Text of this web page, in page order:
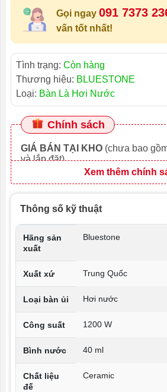
Gọi ngay 091 7373
vấn tốt nhất!
Tình trạng: Còn hàng
Thương hiệu: BLUESTONE
Loại: Bàn Là Hơi Nước
Chính sách
GIÁ BÁN TẠI KHO (chưa bao
và lắp đặt)
Xem thêm chính
Thông số kỹ thuật
Hãng sản
xuất
Bluestone
Xuất xứ Trung Quốc
Loại bàn ủi Hơi nước
Công suất 1200 W
Bình nước 40 ml
Chất liệu
đế
Ceramic